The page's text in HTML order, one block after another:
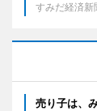
すみだ経済新
売り子は、